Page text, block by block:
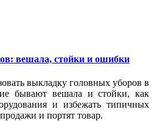
вешала, стойки и ошибки
выкладку головных уборов в
бывают вешала и стойки, как
и избежать типичных
и портят товар.